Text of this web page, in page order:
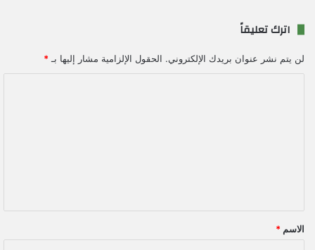
اترك تعليقاً
لن يتم نشر عنوان بريدك الإلكتروني. الحقول الإلزامية مشار إليها بـ *
ق
*
الاسم *